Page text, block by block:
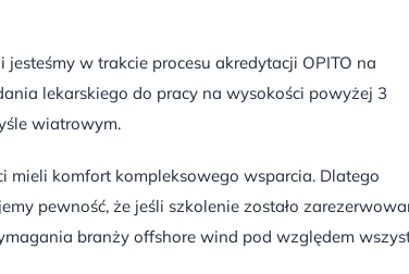
w trakcie procesu akredytacji OPITO na
lekarskiego do pracy na wysokości powyżej 3
wiatrowym.
mieli komfort kompleksowego wsparcia. Dlatego
pewność, że jeśli szkolenie zostało
branży offshore wind pod względem